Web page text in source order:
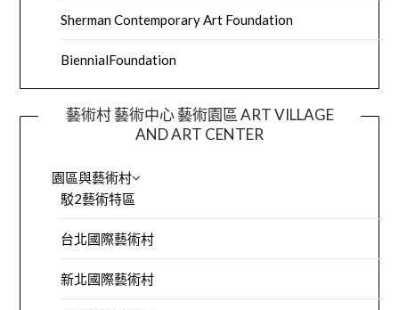
Sherman Contemporary Art Foundation
BiennialFoundation
藝術村 藝術中心 藝術園區 ART VILLAGE
AND ART CENTER
園區與藝術村
駁2藝術特區
台北國際藝術村
新北國際藝術村